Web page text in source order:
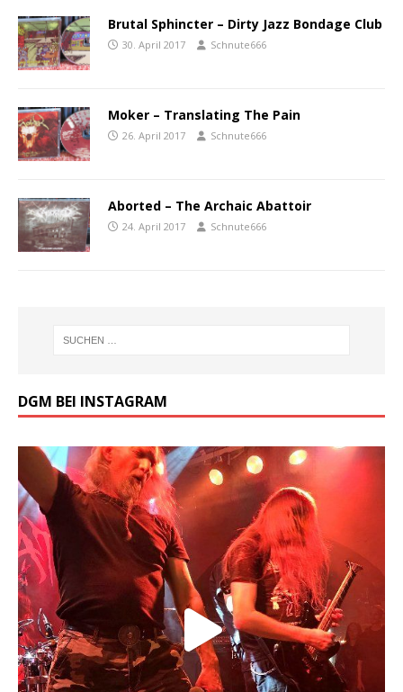
Brutal Sphincter ‎– Dirty Jazz Bondage Club
30. April 2017 Schnute666
Moker ‎– Translating The Pain
26. April 2017 Schnute666
Aborted ‎– The Archaic Abattoir
24. April 2017 Schnute666
DGM BEI INSTAGRAM